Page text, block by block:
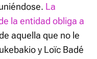
La
la entidad obliga a
aquella que no le
y Loïc Badé